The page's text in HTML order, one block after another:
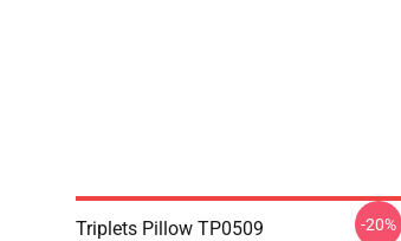
Triplets Pillow TP0509 -20%